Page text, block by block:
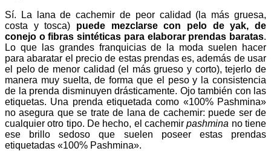
Sí. La lana de cachemir de peor calidad (la más gruesa,
costa y tosca) puede mezclarse con pelo de yak, de
conejo o fibras sintéticas para elaborar prendas baratas.
Lo que las grandes franquicias de la moda suelen hacer
para abaratar el precio de estas prendas es, además de usar
el pelo de menor calidad (el más grueso y corto), tejerlo de
manera muy suelta, de forma que el peso y la consistencia
de la prenda disminuyen drásticamente. Ojo también con las
etiquetas. Una prenda etiquetada como «100% Pashmina»
no asegura que se trate de lana de cachemir: puede ser de
cualquier otro tipo. De hecho, el cachemirpashmina no tiene
ese brillo sedoso que suelen poseer estas prendas
etiquetadas «100% Pashmina».